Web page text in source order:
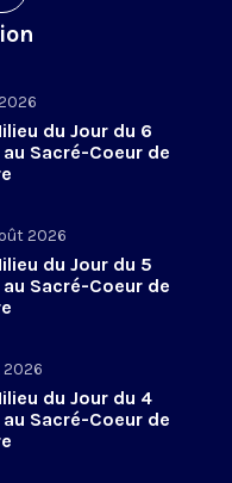
du Jour du 6
Sacré-Coeur de
2026
du Jour du 5
Sacré-Coeur de
2026
du Jour du 4
Sacré-Coeur de